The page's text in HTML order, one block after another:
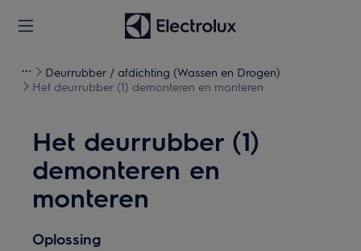
Deurrubber / afdichting (Wassen en Drogen)
Het deurrubber (1) demonteren en monteren
Het deurrubber (1)
demonteren en
monteren
Oplossing